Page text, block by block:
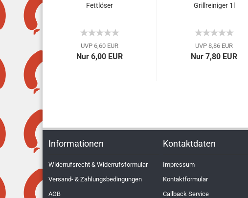
Fettlöser
UVP 6,60 EUR
Nur 6,00 EUR
Grillreiniger 1l
UVP 8,86 EUR
Nur 7,80 EUR
Informationen
Widerrufsrecht & Widerrufsformular
Versand- & Zahlungsbedingungen
AGB
Kontaktdaten
Impressum
Kontaktformular
Callback Service